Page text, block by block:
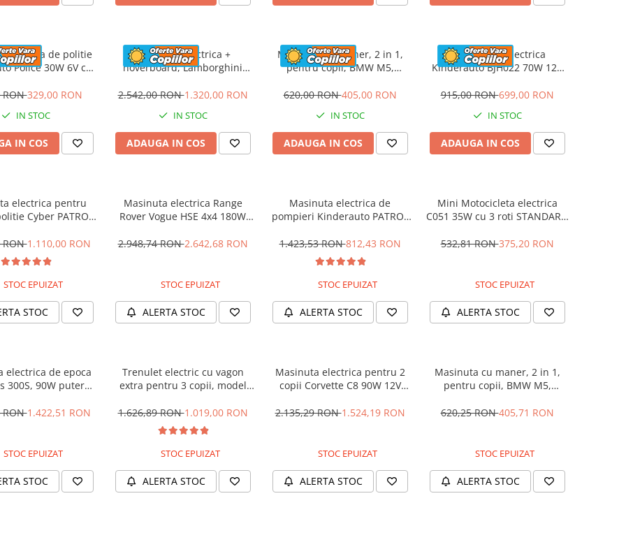
electrica de politie
Police 30W 6V cu
culoare Rosu
RON329,00 RON
IN STOC
IN COS
Masinuta electrica +
hoverboard, Lamborghini
premium, Rosu
2.542,00 RON1.320,00 RON
IN STOC
ADAUGA IN COS
Masinuta cu maner, 2 in 1,
pentru copii, BMW M5,
620,00 RON405,00 RON
IN STOC
ADAUGA IN COS
Motocicleta electrica
Kinderauto BJH022 70W 12V
culoare Rosie
915,00 RON699,00 RON
IN STOC
ADAUGA IN COS
electrica pentru
Cyber PATROL,
Black & White
RON1.110,00 RON
STOC EPUIZAT
STOC
Masinuta electrica Range
Rover Vogue HSE 4x4 180W
2.948,74 RON2.642,68 RON
STOC EPUIZAT
ALERTA STOC
Masinuta electrica de
pompieri Kinderauto PATROL
1.423,53 RON812,43 RON
STOC EPUIZAT
ALERTA STOC
Mini Motocicleta electrica
C051 35W cu 3 roti STANDARD
532,81 RON375,20 RON
STOC EPUIZAT
ALERTA STOC
electrica de epoca
300S, 90W putere,
RON1.422,51 RON
STOC EPUIZAT
STOC
Trenulet electric cu vagon
extra pentru 3 copii, model
music player, albastru
1.626,89 RON1.019,00 RON
STOC EPUIZAT
ALERTA STOC
Masinuta electrica pentru 2
copii Corvette C8 90W 12V
2.135,29 RON1.524,19 RON
STOC EPUIZAT
ALERTA STOC
Masinuta cu maner, 2 in 1,
pentru copii, BMW M5,
620,25 RON405,71 RON
STOC EPUIZAT
ALERTA STOC